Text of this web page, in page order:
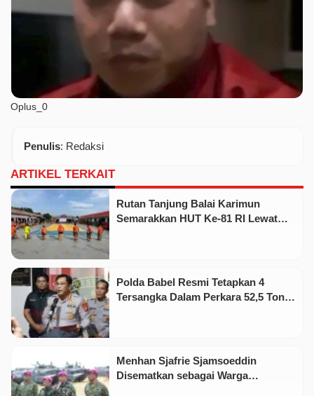
Oplus_0
Penulis: Redaksi
ARTIKEL TERKAIT
Rutan Tanjung Balai Karimun
Semarakkan HUT Ke-81 RI Lewat
Polda Babel Resmi Tetapkan 4
Tersangka Dalam Perkara 52,5 Ton
Menhan Sjafrie Sjamsoeddin
Disematkan sebagai Warga